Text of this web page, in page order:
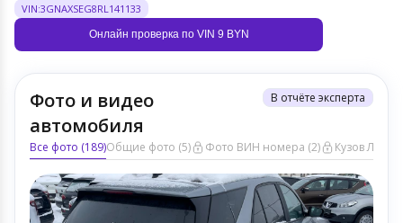
VIN:3GNAXSEG8RL141133
Онлайн проверка по VIN 9 BYN
Фото и видео
автомобиля
В отчёте эксперта
Все фото (189)Общие фото (5) Фото ВИН номера (2) Кузов ЛКП